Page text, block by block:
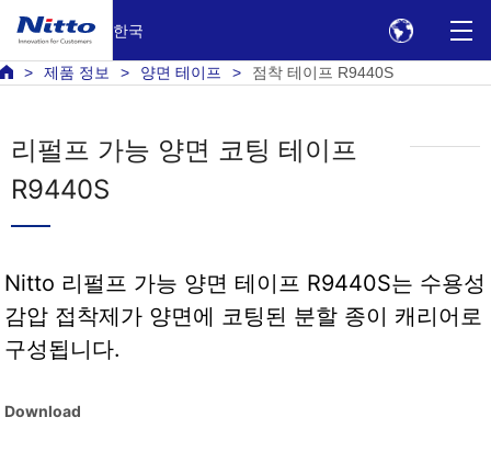
한국
제품 정보 양면 테이프 점착 테이프 R9440S
리펄프 가능 양면 코팅 테이프
R9440S
Nitto 리펄프 가능 양면 테이프 R9440S는 수용성
감압 접착제가 양면에 코팅된 분할 종이 캐리어로
구성됩니다.
Download